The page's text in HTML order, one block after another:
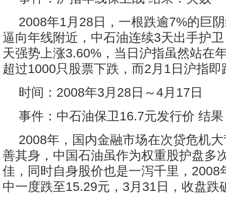
2008年1月28日，一根跌逾7%的巨
逼向年线附近，中石油连续3天出手护
天强势上涨3.60%，当日沪指虽然站在
超过1000只股票下跌，而2月1日沪指即
时间：2008年3月28日～4月17日
事件：中石油保卫16.7元发行价 结
2008年，国内金融市场在次贷危机
善其身，中国石油虽作为权重股护盘多
佳，同时自身股价也是一泻千里，2008
中一度跌至15.29元，3月31日，收盘跌